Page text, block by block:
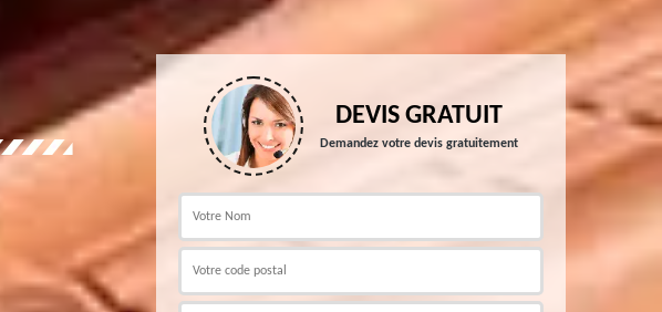
DEVIS GRATUIT
Demandez votre devis gratuitement